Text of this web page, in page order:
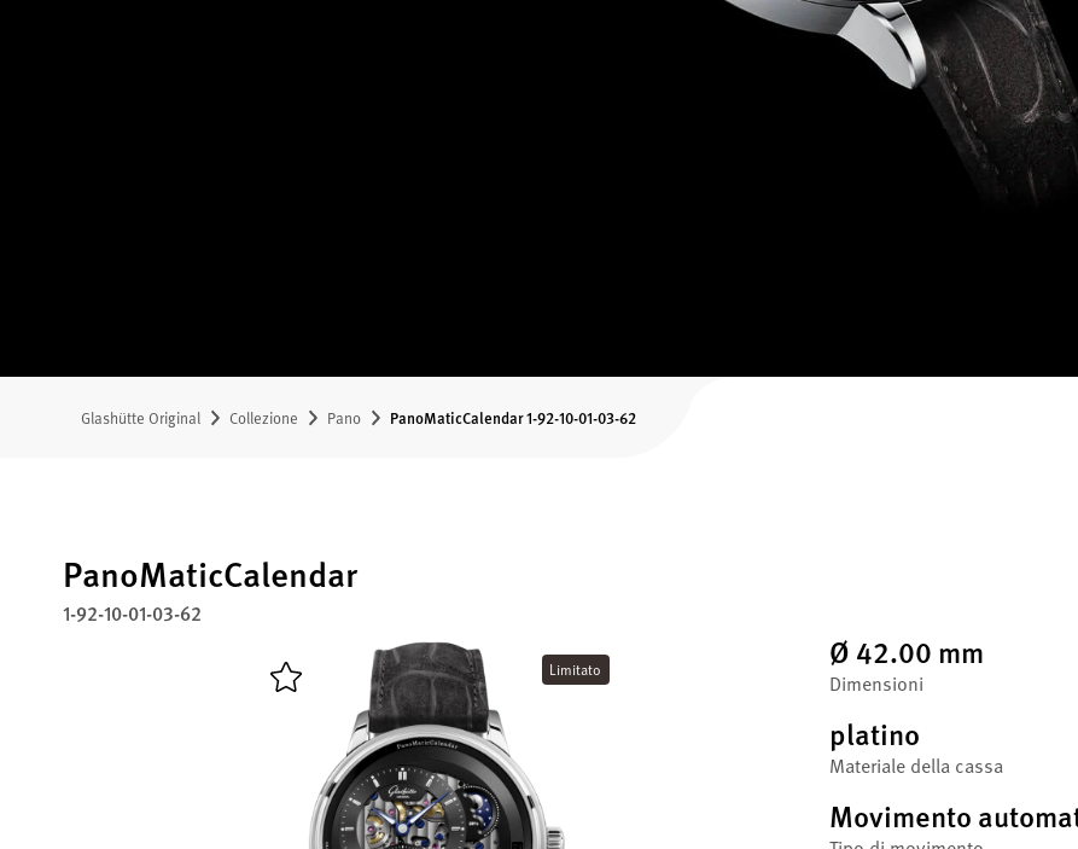
Glashütte Original Collezione Pano PanoMaticCalendar 1-92-10-01-03-62
PanoMaticCalendar
1-92-10-01-03-62
Limitato Ø 42.00 mm
Dimensioni
platino
Materiale della cassa
Movimento